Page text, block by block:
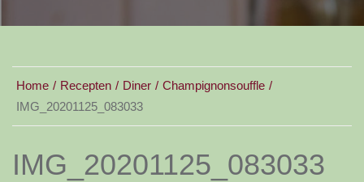
Home Recepten Diner
Champignonsouffle
IMG_20201125_083033
IMG_20201125_083033